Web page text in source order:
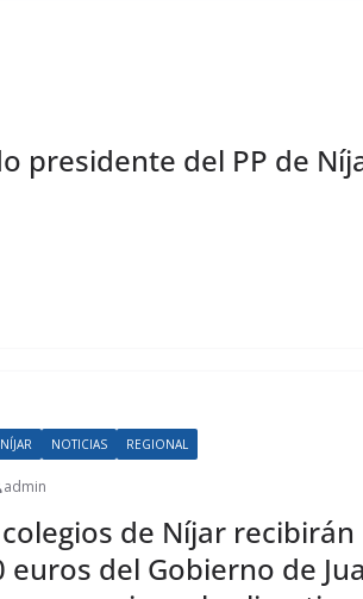
presidente del PP de
NOTICIAS REGIONAL
admin
de Níjar recibirán
euros del Gobierno de